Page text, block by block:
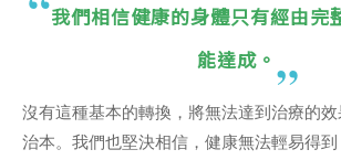
我們相信健康的身體只有經由完
能達成。
沒有這種基本的轉換，將無法達到治療的
治本。我們也堅決相信，健康無法輕易得